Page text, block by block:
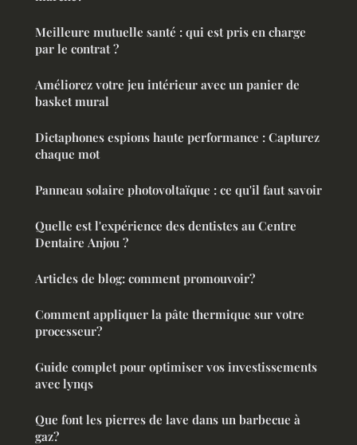
Meilleure mutuelle santé : qui est pris en charge
par le contrat ?
Améliorez votre jeu intérieur avec un panier de
basket mural
Dictaphones espions haute performance : Capturez
chaque mot
Panneau solaire photovoltaïque : ce qu'il faut savoir
Quelle est l'expérience des dentistes au Centre
Dentaire Anjou ?
Articles de blog: comment promouvoir?
Comment appliquer la pâte thermique sur votre
processeur?
Guide complet pour optimiser vos investissements
avec lynqs
Que font les pierres de lave dans un barbecue à
gaz?